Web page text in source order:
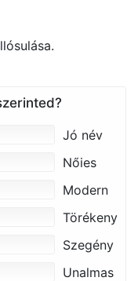
Jó név
Nőies
Modern
Törékeny
Szegény
Unalmas